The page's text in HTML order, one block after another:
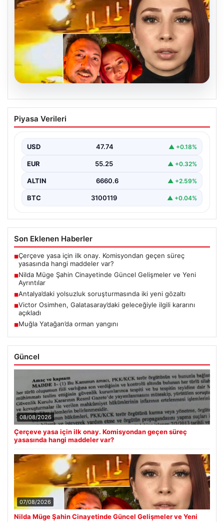
07.08.2026
Nilda Müge Şahin Cinayetinde Güncel
Gelişmeler ve Yeni Ayrıntılar
kadının hayatını kaybetmesine neden olan trajik…
Piyasa Verileri
USD 47.74 ▲ +0.18%
EUR 55.25 ▲ +0.32%
ALTIN 6660.6 ▲ +2.59%
BTC 3100119 ▲ +0.04%
Son Eklenen Haberler
■Çerçeve yasa için ilk onay. Komisyondan geçen süreç
yasasında hangi maddeler var?
■Nilda Müge Şahin Cinayetinde Güncel Gelişmeler ve Yeni
Ayrıntılar
■Antalya’daki yolsuzluk soruşturmasında iki yeni gözaltı
■Victor Osimhen, Galatasaray’daki geleceğiyle ilgili kararını
açıkladı
■Muğla Yatağan’da orman yangını
Güncel
08/08/2026
Çerçeve yasa için ilk onay. Komisyondan geçen süreç
yasasında hangi maddeler var?
07/08/2026
Nilda Müge Şahin Cinayetinde Güncel Gelişmeler ve Yeni